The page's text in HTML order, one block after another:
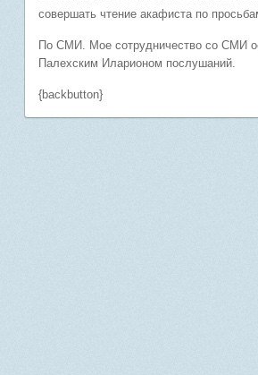
совершать чтение акафиста по
По СМИ. Мое сотрудничество со СМИ
Палехским Иларионом послушаний.
{backbutton}